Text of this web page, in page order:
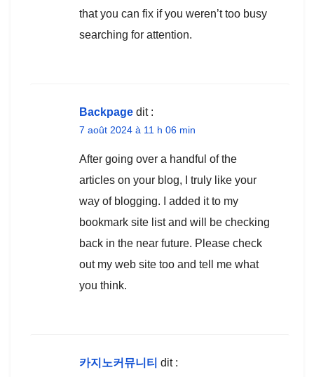
that you can fix if you weren’t too busy
searching for attention.
Backpage dit :
7 août 2024 à 11 h 06 min
After going over a handful of the
articles on your blog, I truly like your
way of blogging. I added it to my
bookmark site list and will be checking
back in the near future. Please check
out my web site too and tell me what
you think.
카지노커뮤니티 dit :